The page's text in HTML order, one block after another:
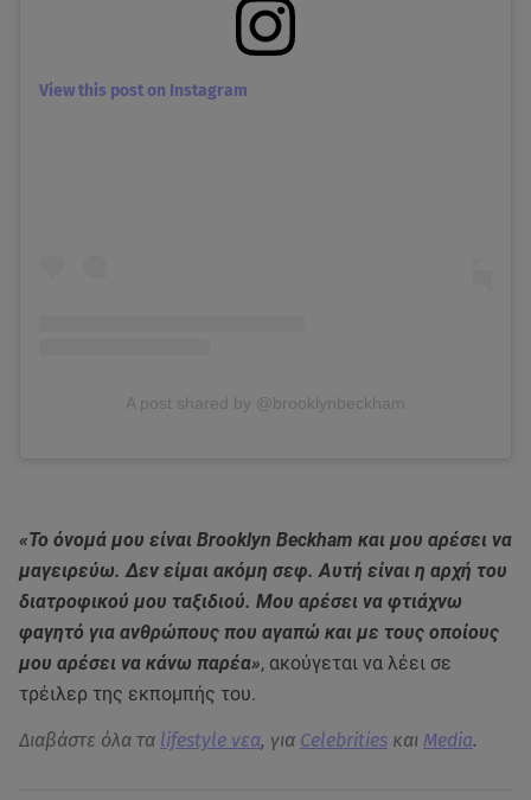
View this post on Instagram
A post shared by @brooklynbeckham
«Το όνομά μου είναι Brooklyn Beckham και μου αρέσει να
μαγειρεύω. Δεν είμαι ακόμη σεφ. Αυτή είναι η αρχή του
διατροφικού μου ταξιδιού. Μου αρέσει να φτιάχνω
φαγητό για ανθρώπους που αγαπώ και με τους οποίους
μου αρέσει να κάνω παρέα», ακούγεται να λέει σε
τρέιλερ της εκπομπής του.
Διαβάστε όλα τα lifestyle νεα, για Celebrities και Media.